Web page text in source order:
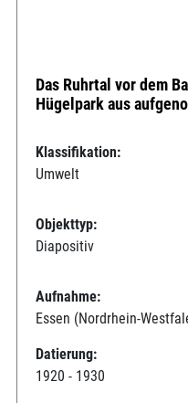
Das Ruhrtal vor dem
Hügelpark aus
Klassifikation:
Umwelt
Objekttyp:
Diapositiv
Aufnahme:
Essen (Nordrhein-
Datierung:
1920 - 1930